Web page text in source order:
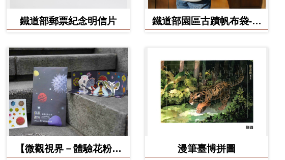
鐵道部郵票紀念明信片
鐵道部園區古蹟帆布袋-工
【微觀視界－體驗花粉之
漫筆臺博拼圖